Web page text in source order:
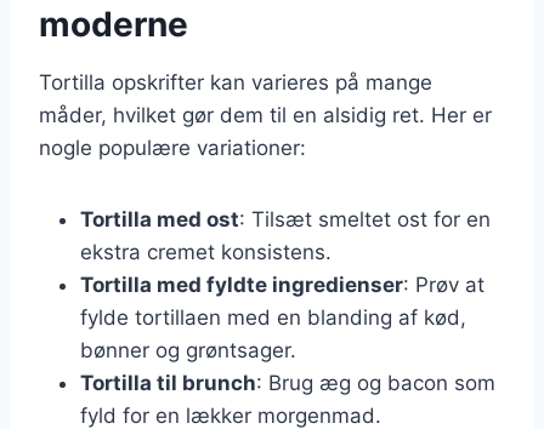
moderne
Tortilla opskrifter kan varieres på mange
måder, hvilket gør dem til en alsidig ret. Her er
nogle populære variationer:
Tortilla med ost: Tilsæt smeltet ost for en
ekstra cremet konsistens.
Tortilla med fyldte ingredienser: Prøv at
fylde tortillaen med en blanding af kød,
bønner og grøntsager.
Tortilla til brunch: Brug æg og bacon som
fyld for en lækker morgenmad.